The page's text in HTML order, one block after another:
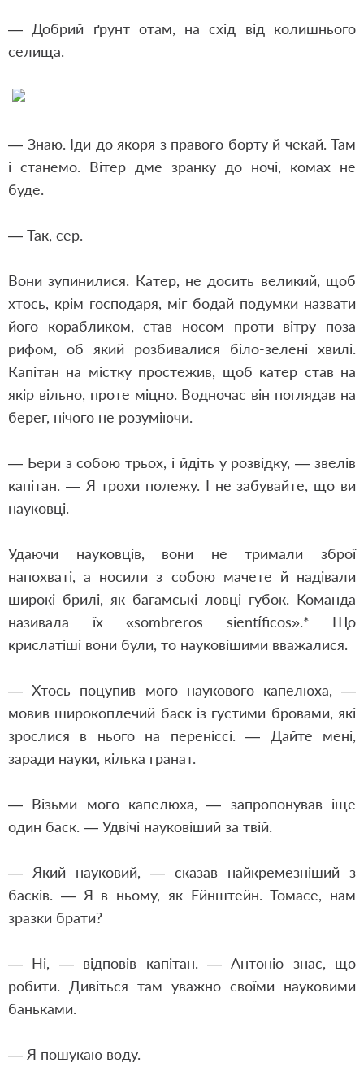
— Добрий ґрунт отам, на схід від колишнього
селища.
— Знаю. Іди до якоря з правого борту й чекай. Там
і станемо. Вітер дме зранку до ночі, комах не
буде.
— Так, сер.
Вони зупинилися. Катер, не досить великий, щоб
хтось, крім господаря, міг бодай подумки назвати
його корабликом, став носом проти вітру поза
рифом, об який розбивалися біло-зелені хвилі.
Капітан на містку простежив, щоб катер став на
якір вільно, проте міцно. Водночас він поглядав на
берег, нічого не розуміючи.
— Бери з собою трьох, і йдіть у розвідку, — звелів
капітан. — Я трохи полежу. І не забувайте, що ви
науковці.
Удаючи науковців, вони не тримали зброї
напохваті, а носили з собою мачете й надівали
широкі брилі, як багамські ловці губок. Команда
називала їх «sombreros sientíficos».* Що
крислатіші вони були, то науковішими вважалися.
— Хтось поцупив мого наукового капелюха, —
мовив широкоплечий баск із густими бровами, які
зрослися в нього на переніссі. — Дайте мені,
заради науки, кілька гранат.
— Візьми мого капелюха, — запропонував іще
один баск. — Удвічі науковіший за твій.
— Який науковий, — сказав найкремезніший з
басків. — Я в ньому, як Ейнштейн. Томасе, нам
зразки брати?
— Ні, — відповів капітан. — Антоніо знає, що
робити. Дивіться там уважно своїми науковими
баньками.
— Я пошукаю воду.